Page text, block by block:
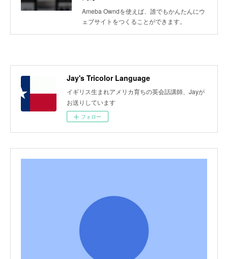
Ameba Owndを使えば、誰でもかんたんにウ
ェブサイトをつくることができます。
Jay's Tricolor Language
イギリス生まれアメリカ育ちの英会話講師、Jayが
お送りしています
フォロー